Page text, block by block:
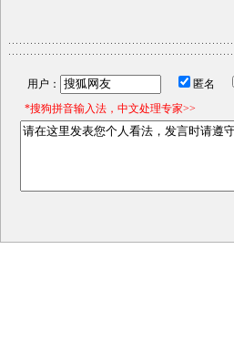
用户： 匿名
*搜狗拼音输入法，中文处理专家>>